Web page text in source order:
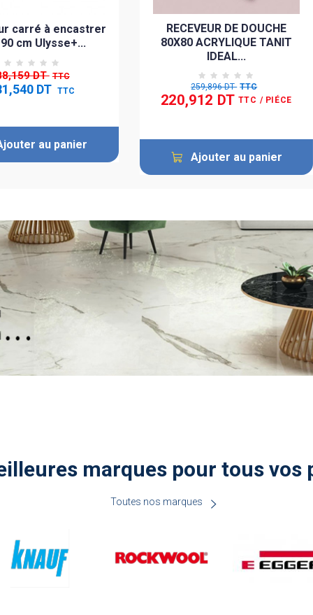
carré à encastrer
cm Ulysse+...
DT TTC
DT TTC
au panier
RECEVEUR DE DOUCHE
80X80 ACRYLIQUE TANIT
IDEAL...
259,896 DT TTC
220,912 DT TTC / PIÉCE
Ajouter au panier
marques pour tous vos
Toutes nos marques